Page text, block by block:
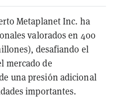
Metaplanet Inc. ha
valorados en 400
desafiando el
mercado de
una presión adicional
importantes.